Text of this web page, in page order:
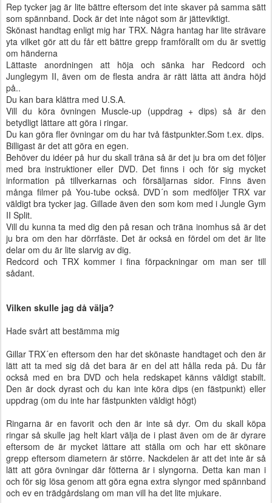
Rep tycker jag är lite bättre eftersom det inte skaver på samma sätt
som spännband. Dock är det inte något som är jätteviktigt.
Skönast handtag enligt mig har TRX. Några hantag har lite strävare
yta vilket gör att du får ett bättre grepp framförallt om du är svettig
om händerna
Lättaste anordningen att höja och sänka har Redcord och
Junglegym II, även om de flesta andra är rätt lätta att ändra höjd
på..
Du kan bara klättra med U.S.A.
Vill du köra övningen Muscle-up (uppdrag + dips) så är den
betydligt lättare att göra i ringar.
Du kan göra fler övningar om du har två fästpunkter.Som t.ex. dips.
Billigast är det att göra en egen.
Behöver du idéer på hur du skall träna så är det ju bra om det följer
med bra instruktioner eller DVD. Det finns i och för sig mycket
information på tillverkarnas och försäljarnas sidor. Finns även
många filmer på You-tube också. DVD´n som medföljer TRX var
väldigt bra tycker jag. Gillade även den som kom med i Jungle Gym
II Split.
Vill du kunna ta med dig den på resan och träna inomhus så är det
ju bra om den har dörrfäste. Det är också en fördel om det är lite
delar om du är lite slarvig av dig.
Redcord och TRX kommer i fina förpackningar om man ser till
sådant.
Vilken skulle jag då välja?
Hade svårt att bestämma mig
Gillar TRX´en eftersom den har det skönaste handtaget och den är
lätt att ta med sig då det bara är en del att hålla reda på. Du får
också med en bra DVD och hela redskapet känns väldigt stabilt.
Den är dock dyrast och du kan inte köra dips (en fästpunkt) eller
uppdrag (om du inte har fästpunkten väldigt högt)
Ringarna är en favorit och den är inte så dyr. Om du skall köpa
ringar så skulle jag helt klart välja de i plast även om de är dyrare
eftersom de är mycket lättare att ställa om och har ett skönare
grepp eftersom diametern är större. Nackdelen är att det inte är så
lätt att göra övningar där fötterna är i slyngorna. Detta kan man i
och för sig lösa genom att göra egna extra slyngor med spännband
och ev en trädgårdslang om man vill ha det lite mjukare.